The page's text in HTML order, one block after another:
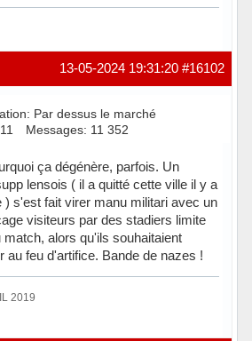
#16102
13-05-2024 19:31:20
Par dessus le marché
Messages: 11 352
ça dégénère, parfois. Un
lensois ( il a quitté cette ville il y a
) s'est fait virer manu militari avec un
visiteurs par des stadiers limite
match, alors qu'ils souhaitaient
au feu d'artifice. Bande de nazes !
2019